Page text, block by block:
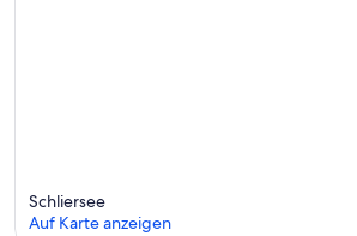
Schliersee
Auf Karte anzeigen